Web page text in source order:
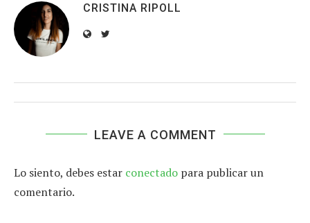
CRISTINA RIPOLL
LEAVE A COMMENT
Lo siento, debes estar conectado para publicar un
comentario.